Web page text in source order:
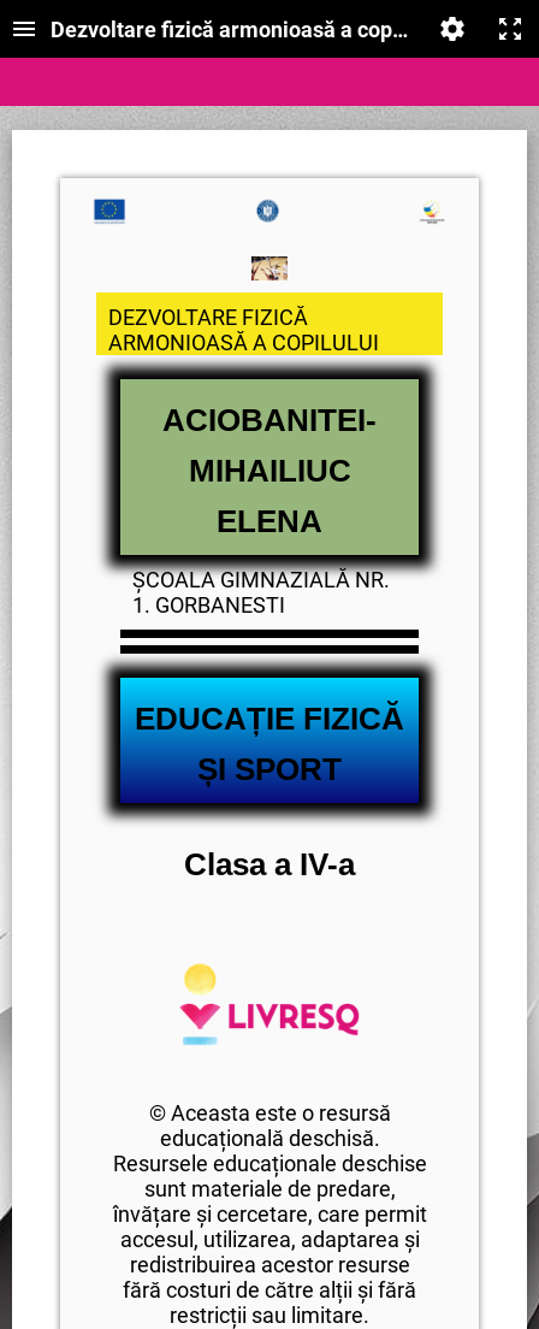
Dezvoltare fizică armonioasă a copilului
DEZVOLTARE FIZICĂ
ARMONIOASĂ A COPILULUI
ACIOBANITEI-
MIHAILIUC
ELENA
ȘCOALA GIMNAZIALĂ NR.
1. GORBANESTI
EDUCAȚIE FIZICĂ
ȘI SPORT
Clasa a IV-a
© Aceasta este o resursă
educațională deschisă.
Resursele educaționale deschise
sunt materiale de predare,
învățare și cercetare, care permit
accesul, utilizarea, adaptarea și
redistribuirea acestor resurse
fără costuri de către alții și fără
restricții sau limitare.